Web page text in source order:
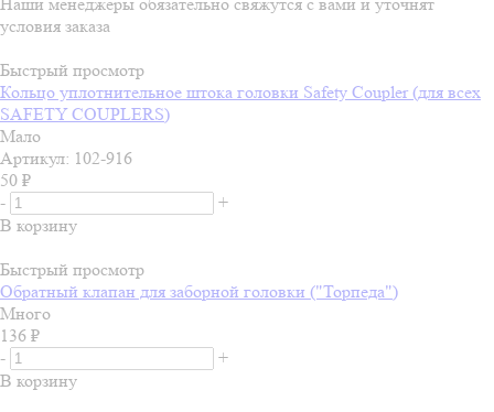
условия заказа
Быстрый просмотр
Кольцо уплотнительное штока головки Safety Coupler (для всех
SAFETY COUPLERS)
Мало
Артикул: 102-916
50 ₽
-
+
В корзину
Быстрый просмотр
Обратный клапан для заборной головки ("Торпеда")
Много
136 ₽
-
+
В корзину